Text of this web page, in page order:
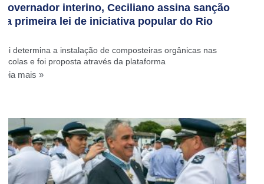
Governador interino, Ceciliano assina sanção
da primeira lei de iniciativa popular do Rio
Lei determina a instalação de composteiras orgânicas nas
escolas e foi proposta através da plataforma
Leia mais »